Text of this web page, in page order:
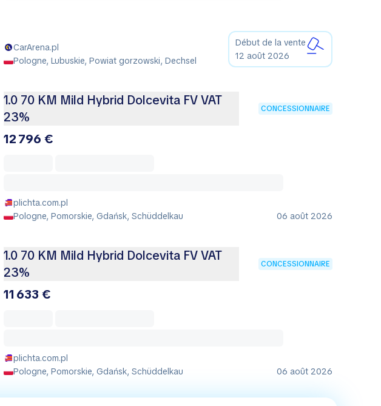
CarArena.pl
Pologne, Lubuskie, Powiat gorzowski, Dechsel
Début de la vente
12 août 2026
1.0 70 KM Mild Hybrid Dolcevita FV VAT
23%
CONCESSIONNAIRE
12 796 €
plichta.com.pl
Pologne, Pomorskie, Gdańsk, Schüddelkau
06 août 2026
1.0 70 KM Mild Hybrid Dolcevita FV VAT
23%
CONCESSIONNAIRE
11 633 €
plichta.com.pl
Pologne, Pomorskie, Gdańsk, Schüddelkau
06 août 2026